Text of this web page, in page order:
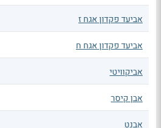
אביעד פקדון אגח ז
אביעד פקדון אגח ח
אביקוויטי
אבן קיסר
אבנט